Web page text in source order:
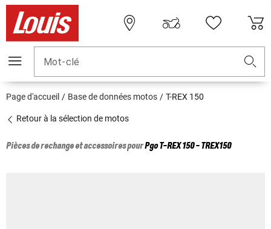
Mot-clé
Page d'accueil Base de données motos T-REX 150
Retour à la sélection de motos
Pièces de rechange et accessoires pourPgoT-REX 150 - TREX150